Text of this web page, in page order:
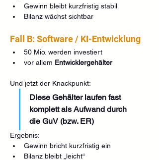
Gewinn bleibt kurzfristig stabil
Bilanz wächst sichtbar
Fall B: Software / KI-Entwicklung
50 Mio. werden investiert
vor allem Entwicklergehälter
Und jetzt der Knackpunkt:
Diese Gehälter laufen fast
komplett als Aufwand durch
die GuV (bzw. ER)
Ergebnis:
Gewinn bricht kurzfristig ein
Bilanz bleibt „leicht“